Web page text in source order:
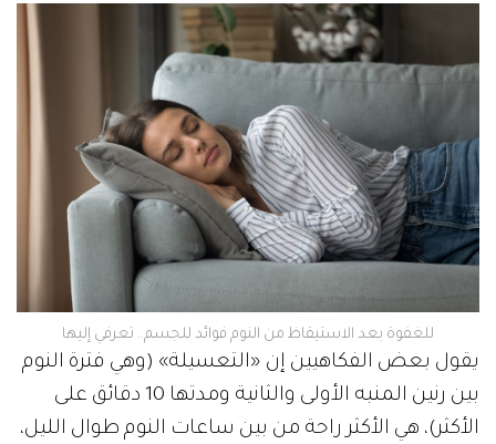
للغفوة بعد الاستيقاظ من النوم فوائد للجسم.. تعرفي إليها
يقول بعض الفكاهيين إن «التعسيلة» (وهي فترة النوم
بين رنين المنبه الأولى والثانية ومدتها 10 دقائق على
الأكثر)، هي الأكثر راحة من بين ساعات النوم طوال الليل،